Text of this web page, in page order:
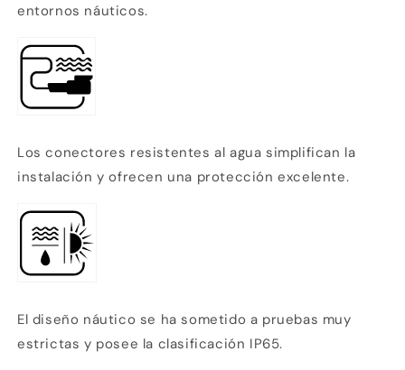
entornos náuticos.
Los conectores resistentes al agua simplifican la
instalación y ofrecen una protección excelente.
El diseño náutico se ha sometido a pruebas muy
estrictas y posee la clasificación IP65.